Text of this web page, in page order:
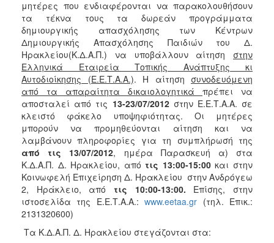
2018
2017
2016
2015
2013
2012
2011
2010
2006
ΤΟΠΟΣ
μητέρες που ενδιαφέρονται να παρακολουθήσουν
τα τέκνα τους τα δωρεάν προγράμματα
δημιουργικής απασχόλησης των Κέντρων
Δημιουργικής Απασχόλησης Παιδιών του Δ.
Ηρακλείου(Κ.Δ.Α.Π.) να υποβάλλουν αίτηση στην
Ελληνικά Εταιρεία Τοπικής Ανάπτυξης κι
Αυτοδιοίκησης (Ε.Ε.Τ.Α.Α.). Η αίτηση συνοδευόμενη
από τα απαραίτητα δικαιολογητικά πρέπει να
αποσταλεί από τις 13-23/07/2012στην Ε.Ε.Τ.Α.Α. σε
κλειστό φάκελο υποψηφιότητας. Οι μητέρες
μπορούν να προμηθεύονται αίτηση και να
λαμβάνουν πληροφορίες για τη συμπλήρωσή της
από τις 13/07/2012, ημέρα Παρασκευή α) στα
Κ.Δ.Α.Π. Δ. Ηρακλείου, απότις 13:00-15:00και στην
Κοινωφελή Επιχείρηση Δ. Ηρακλείου στην Ανδρόγεω
2, Ηράκλειο, από τις 10:00-13:00. Επίσης, στην
ιστοσελίδα της Ε.Ε.Τ.Α.Α.:www.eetaa.gr (τηλ. Επικ.:
2131320600)
Τα Κ.Δ.Α.Π. Δ. Ηρακλείου στεγάζονται στα: